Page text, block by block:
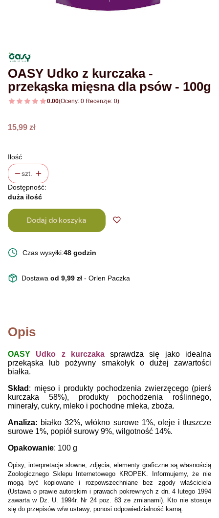
OASY Udko z kurczaka -
przekąska mięsna dla psów - 100g
0.00(Oceny: 0 Recenzje: 0)
Cena
15,99 zł
Ilość
szt.
Dostępność:
duża ilość
Dodaj do koszyka
Czas wysyłki:48 godzin
Dostawa od 9,99 zł - Orlen Paczka
Opis
OASY Udko z kurczaka
sprawdza się jako idealna
przekąska lub pożywny smakołyk o dużej zawartości
białka.
Skład : mięso i produkty pochodzenia zwierzęcego (pierś
kurczaka 58%), produkty pochodzenia roślinnego,
minerały, cukry, mleko i pochodne mleka, zboża.
Analiza: białko 32%, włókno surowe 1%, oleje i tłuszcze
surowe 1%, popiół surowy 9%, wilgotność 14%.
Opakowanie: 100 g
Opisy, interpretacje słowne, zdjęcia, elementy graficzne są własnością
Zoologicznego Sklepu Internetowego KROPEK. Informujemy, że nie
mogą być kopiowane i rozpowszechniane bez zgody właściciela
(Ustawa o prawie autorskim i prawach pokrewnych z dn. 4 lutego 1994
zawarta w Dz. U. 1994r. Nr 24 poz. 83 ze zmianami). Kto nie stosuje
się do przepisów w/w ustawy, ponosi odpowiedzialność karną.